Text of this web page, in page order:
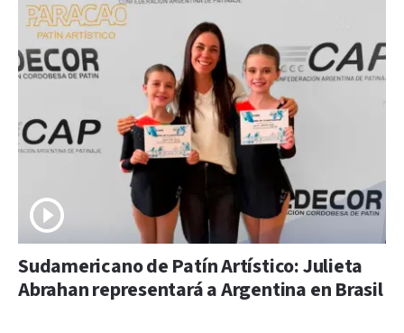
Sudamericano de Patín Artístico: Julieta
Abrahan representará a Argentina en Brasil